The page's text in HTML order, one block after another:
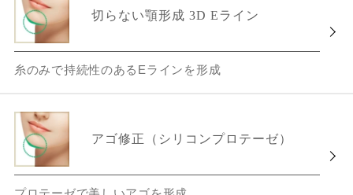
切らない顎形成 3D Eライン
糸のみで持続性のあるEラインを形成
アゴ修正（シリコンプロテーゼ）